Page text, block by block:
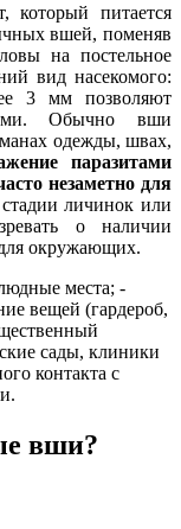
который питается
вшей, поменяв
на постельное
вид насекомого:
3 мм позволяют
Обычно вши
одежды, швах,
паразитами
незаметно для
личинок или
о наличии
окружающих.
места; -
вещей (гардероб,
сады, клиники
контакта с
вши?